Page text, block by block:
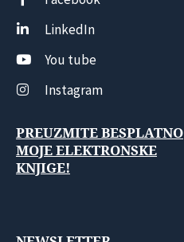
LinkedIn
You tube
Instagram
PREUZMITE BESPLATNO
MOJE ELEKTRONSKE
KNJIGE!